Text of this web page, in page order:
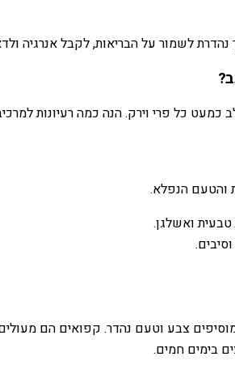
לשמור על הבריאות, לקבל אנרגיה
כמעט כל פרי וירק. הנה כמה רעיונות
והטעם הנפלא.
ואשלגן.
צבע וטעם נהדר. קפואים הם
בימים חמים.